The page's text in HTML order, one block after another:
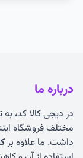
درباره ما
در دیجی کالا کد،
مختلف فروشگاه
داشت. ما علاوه بر